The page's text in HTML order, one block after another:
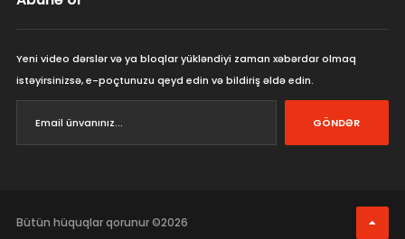
Yeni video dərslər və ya bloqlar yükləndiyi zaman xəbərdar olmaq
istəyirsinizsə, e-poçtunuzu qeyd edin və bildiriş əldə edin.
GÖNDƏR
Bütün hüquqlar qorunur ©2026